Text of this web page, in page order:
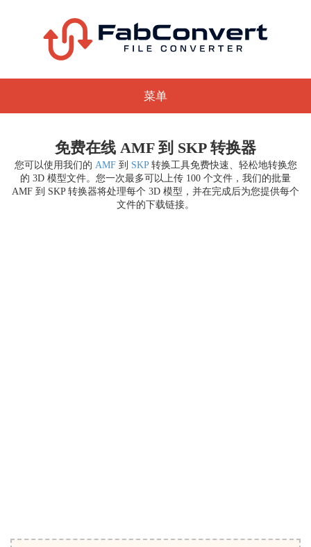
菜单
免费在线 AMF 到 SKP 转换器
您可以使用我们的 AMF到 SKP转换工具免费快速、轻松地转换您
的 3D 模型文件。您一次最多可以上传 100 个文件，我们的批量
AMF 到 SKP 转换器将处理每个 3D 模型，并在完成后为您提供每个
文件的下载链接。